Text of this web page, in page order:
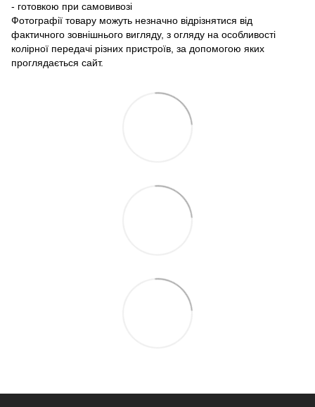
- готовкою при самовивозі
Фотографії товару можуть незначно відрізнятися від
фактичного зовнішнього вигляду, з огляду на особливості
колірної передачі різних пристроїв, за допомогою яких
проглядається сайт.